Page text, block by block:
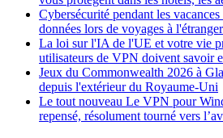
Cybersécurité pendant les
données lors de voyages à l'étranger
La loi sur l'IA de l'UE et votre vie
utilisateurs de VPN doivent savoir
Jeux du Commonwealth 2026 à
depuis l'extérieur du Royaume-Uni
Le tout nouveau Le VPN pour
repensé, résolument tourné vers